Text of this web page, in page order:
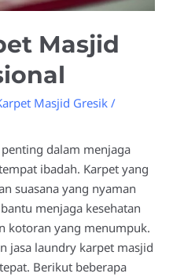
Masjid
Masjid Gresik /
dalam menjaga
ibadah. Karpet yang
suasana yang nyaman
menjaga kesehatan
kotoran yang menumpuk.
jasa laundry karpet masjid
Berikut beberapa